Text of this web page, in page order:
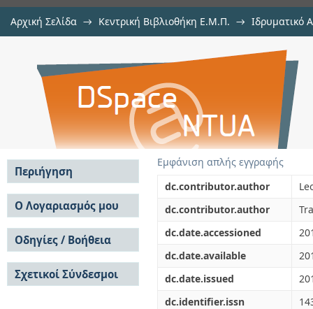
Αρχική Σελίδα → Κεντρική Βιβλιοθήκη Ε.Μ.Π. → Ιδρυματικό
Gauge coupling flux thresholds,
SU(5) GUT
Εμφάνιση απλής εγγραφής
dc.contributor.author
dc.contributor.author
dc.date.accessioned
dc.date.available
dc.date.issued
dc.identifier.issn
Περιήγηση
Σε όλο το DSpace
Κοινότητες & Συλλογές
Ανά Ημερομηνία
Έκδοσης
Συγγραφείς
Τίτλοι
Θέματα
Ο Λογαριασμός μου
Σύνδεση
Εγγραφή
Οδηγίες / Βοήθεια
Οδηγίες Υποβολής
Οδηγίες Χρήσης ΙΑ
Συχνές Ερωτήσεις
Σχετικοί Σύνδεσμοι